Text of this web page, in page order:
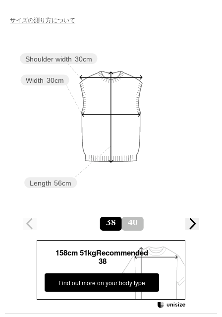
サイズの測り方について
Length 56cm
Width 30cm
Shoulder width 30cm
38 40
158cm 51kgRecommended
38
Find out more on your body type